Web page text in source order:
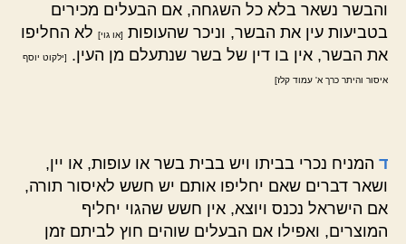
והבשר נשאר בלא כל השגחה, אם הבעלים מכירים
בטביעות עין את הבשר, וניכר שהעופות [או גוי] לא החליפו
את הבשר, אין בו דין של בשר שנתעלם מן העין.
[ילקוט יוסף
איסור והיתר כרך א' עמוד קלז]
ד המניח נכרי בביתו ויש בבית בשר או עופות, או יין,
ושאר דברים שאם יחליפו אותם יש חשש לאיסור תורה,
אם הישראל נכנס ויוצא, אין חשש שהגוי יחליף
המוצרים, ואפילו אם הבעלים שוהים חוץ לביתם זמן